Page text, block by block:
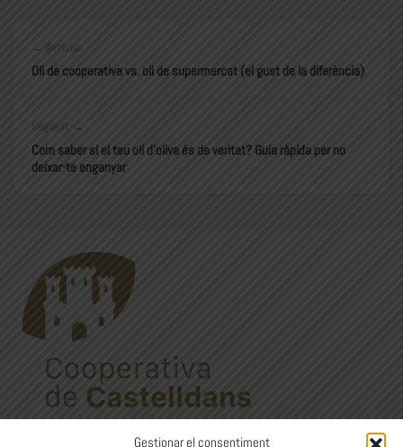
Gestionar el consentiment
← Anterior
Oli de cooperativa vs. oli de supermercat (el gust de la diferència)
Seguent →
Com saber si el teu oli d’oliva és de veritat? Guia ràpida per no
deixar-te enganyar